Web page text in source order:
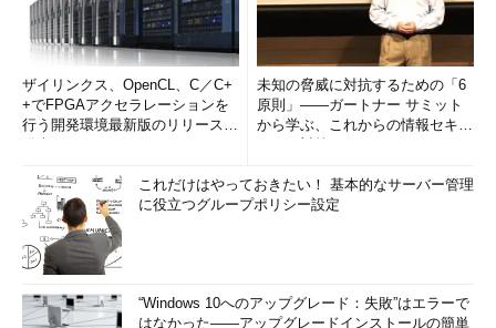
ザイリンクス、OpenCL、C／C+
+でFPGAアクセラレーションを
行う開発環境最新版のリリースを
未知の脅威に対抗するための「6
原則」――ガートナー サミット
から学ぶ、これからの情報セキュ
これだけはやっておきたい！ 基本的なサーバー管理
に役立つグループポリシー設定
“Windows 10へのアップグレード：失敗”はエラーで
はなかった――アップグレードインストールの簡単